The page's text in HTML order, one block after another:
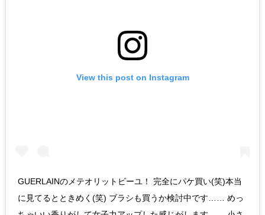
View this post on Instagram
GUERLAINのメテオリットビーユ！ 完全にパケ買い(笑)本当
に見てるとときめく(笑) ブラシも買うか検討中です…… めっ